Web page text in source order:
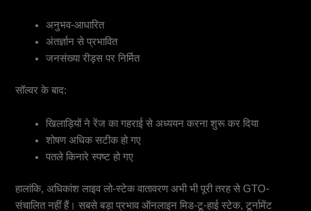
अनुभव-आधारित
अंतर्ज्ञान से प्रभावित
जनसंख्या रीड्स पर निर्मित
सॉल्वर के बाद:
खिलाड़ियों ने रेंज का गहराई से अध्ययन करना शुरू कर दिया
शोषण अधिक सटीक हो गए
पतले किनारे स्पष्ट हो गए
हालांकि, अधिकांश लाइव लो-स्टेक वातावरण अभी भी पूरी तरह से GTO-
संचालित नहीं हैं। सबसे बड़ा प्रभाव ऑनलाइन मिड-टू-हाई स्टेक, टूर्नामेंट